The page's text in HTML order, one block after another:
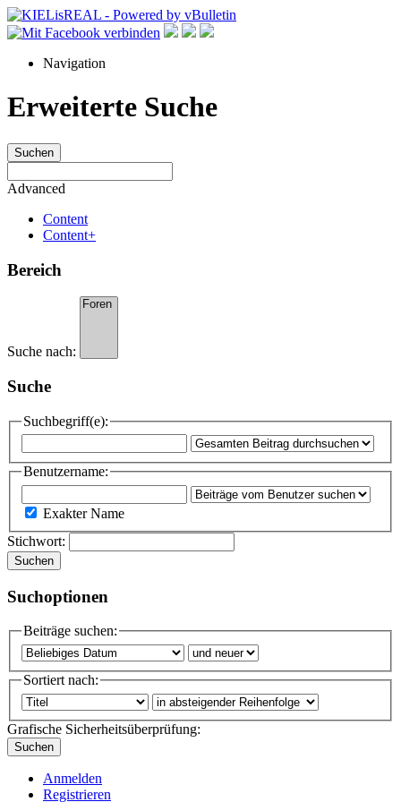
Navigation
Erweiterte Suche
Suchen
Advanced
Content
Content+
Bereich
Suche nach:
Suche
Suchbegriff(e):
Benutzername:
Exakter Name
Stichwort:
Suchen
Suchoptionen
Beiträge suchen:
Sortiert nach:
Grafische Sicherheitsüberprüfung:
Suchen
Anmelden
Registrieren